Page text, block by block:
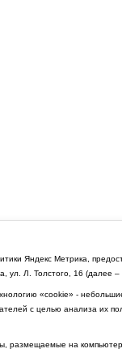
Яндекс Метрика,
ул. Л. Толстого, 16 (далее –
«cookie» -
с целью анализа их
размещаемые на